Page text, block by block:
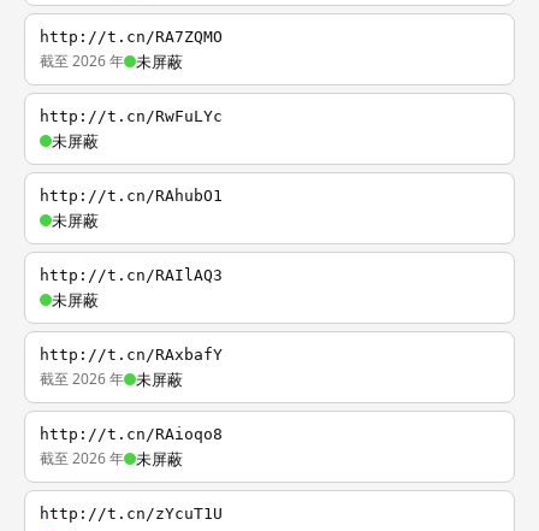
http://t.cn/RA7ZQMO
截至 2026 年 未屏蔽
http://t.cn/RwFuLYc
未屏蔽
http://t.cn/RAhubO1
未屏蔽
http://t.cn/RAIlAQ3
未屏蔽
http://t.cn/RAxbafY
截至 2026 年 未屏蔽
http://t.cn/RAioqo8
截至 2026 年 未屏蔽
http://t.cn/zYcuT1U